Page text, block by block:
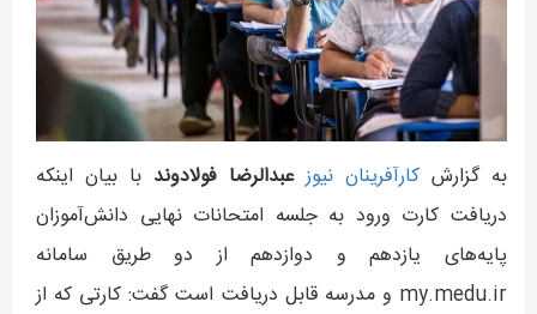
به گزارش کارآفرينان نيوز عبدالرضا فولادوندبا بیان اینکه
دریافت کارت ورود به جلسه امتحانات نهایی دانش‌آموزان
پایه‌های یازدهم و دوازدهم از دو طریق سامانه
my.medu.ir و مدرسه قابل دریافت است گفت: کارتی که از